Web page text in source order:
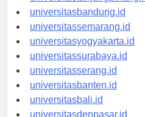
universitastanjungpinang.id
universitasbandung.id
universitassemarang.id
universitasyogyakarta.id
universitassurabaya.id
universitasserang.id
universitasbanten.id
universitasbali.id